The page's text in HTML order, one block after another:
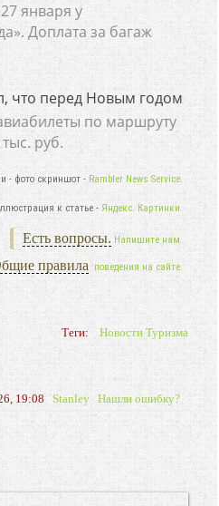
января у
Доплата за багаж
что перед Новым годом
по маршруту
руб.
- фото скриншот - Rambler News Service.
к статье - Яндекс. Картинки.
Есть вопросы. Напишите нам.
правила поведения на сайте.
Теги: Новости Туризма
19:08Stanley Нашли ошибку?